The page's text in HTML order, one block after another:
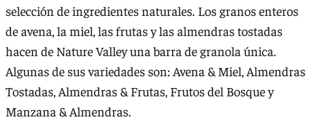
selección de ingredientes naturales. Los granos enteros
de avena, la miel, las frutas y las almendras tostadas
hacen de Nature Valley una barra de granola única.
Algunas de sus variedades son: Avena & Miel, Almendras
Tostadas, Almendras & Frutas, Frutos del Bosque y
Manzana & Almendras.